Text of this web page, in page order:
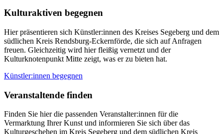
Kulturaktiven begegnen
Hier präsentieren sich Künstler:innen des Kreises Segeberg und dem
südlichen Kreis Rendsburg-Eckernförde, die sich auf Anfragen
freuen. Gleichzeitig wird hier fleißig vernetzt und der
Kulturknotenpunkt Mitte zeigt, was er zu bieten hat.
Künstler:innen begegnen
Veranstaltende finden
Finden Sie hier die passenden Veranstalter:innen für die
Vermarktung Ihrer Kunst und informieren Sie sich über das
Kulturgeschehen im Kreis Segeberg und dem südlichen Kreis